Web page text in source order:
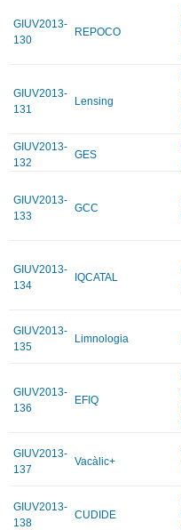
GIUV2013-
130
REPOCO
GIUV2013-
131
Lensing
GIUV2013-
132
GES
GIUV2013-
133
GCC
GIUV2013-
134
IQCATAL
GIUV2013-
135
Limnologia
GIUV2013-
136
EFIQ
GIUV2013-
137
Vacàlic+
GIUV2013-
138
CUDIDE